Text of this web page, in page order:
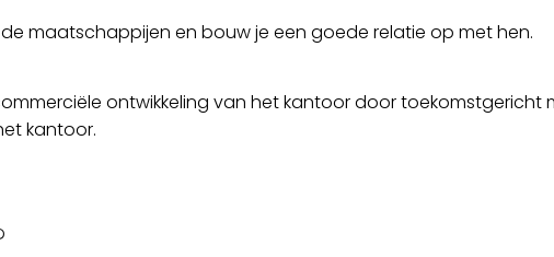
maatschappijen en bouw je een goede relatie op met hen.
ontwikkeling van het kantoor door toekomstgericht
kantoor.